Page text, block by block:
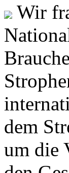
Wir
dem
um die